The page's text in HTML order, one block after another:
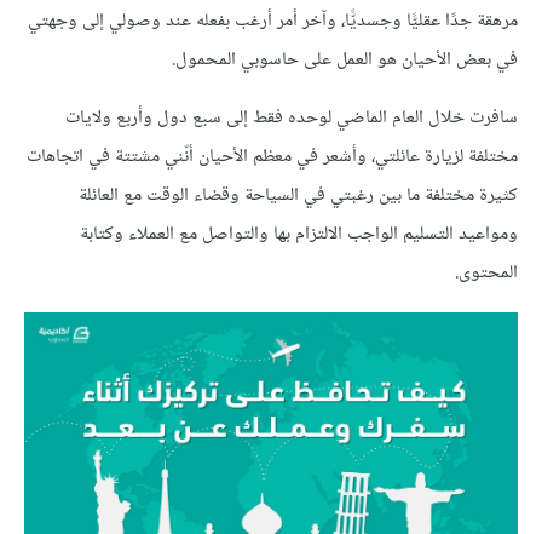
مرهقة جدًا عقليًّا وجسديًّا، وآخر أمر أرغب بفعله عند وصولي إلى وجهتي
في بعض الأحيان هو العمل على حاسوبي المحمول.
سافرت خلال العام الماضي لوحده فقط إلى سبع دول وأربع ولايات
مختلفة لزيارة عائلتي، وأشعر في معظم الأحيان أنّني مشتتة في اتجاهات
كثيرة مختلفة ما بين رغبتي في السياحة وقضاء الوقت مع العائلة
ومواعيد التسليم الواجب الالتزام بها والتواصل مع العملاء وكتابة
المحتوى.